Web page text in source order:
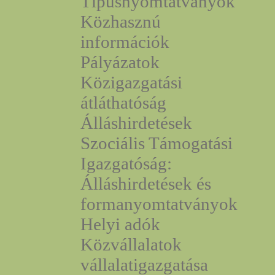
Közhasznú
információk
Pályázatok
Közigazgatási
átláthatóság
Álláshirdetések
Szociális Támogatási
Igazgatóság:
Álláshirdetések és
formanyomtatványok
Helyi adók
Közvállalatok
vállalatigazgatása